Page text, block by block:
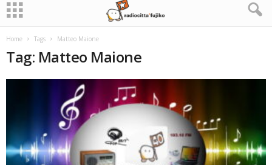
Home Tags Matteo Maione
Tag: Matteo Maione